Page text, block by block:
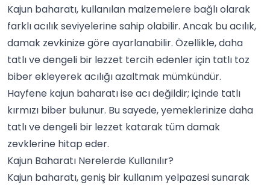
Kajun baharatı, kullanılan malzemelere bağlı olarak
farklı acılık seviyelerine sahip olabilir. Ancak bu acılık,
damak zevkinize göre ayarlanabilir. Özellikle, daha
tatlı ve dengeli bir lezzet tercih edenler için tatlı toz
biber ekleyerek acılığı azaltmak mümkündür.
Hayfene kajun baharatı ise acı değildir; içinde tatlı
kırmızı biber bulunur. Bu sayede, yemeklerinize daha
tatlı ve dengeli bir lezzet katarak tüm damak
zevklerine hitap eder.
Kajun Baharatı Nerelerde Kullanılır?
Kajun baharatı, geniş bir kullanım yelpazesi sunarak